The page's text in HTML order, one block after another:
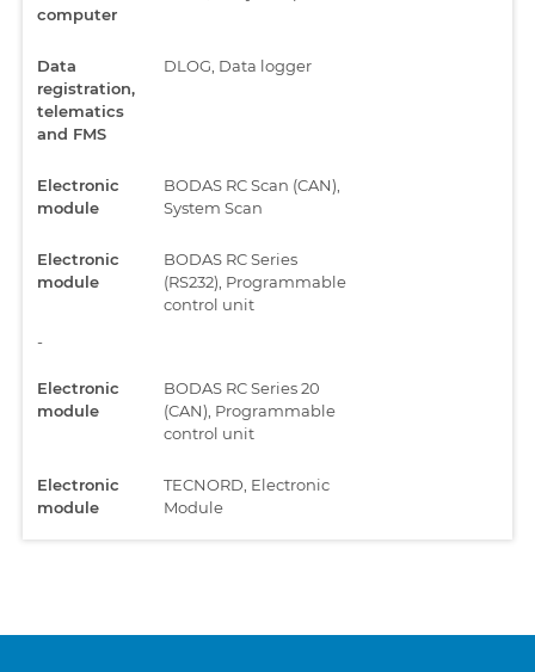
computer
Data
registration,
telematics
and FMS
DLOG, Data logger
Electronic
module
BODAS RC Scan (CAN),
System Scan
Electronic
module
BODAS RC Series
(RS232), Programmable
control unit
-
Electronic
module
BODAS RC Series 20
(CAN), Programmable
control unit
Electronic
module
TECNORD, Electronic
Module